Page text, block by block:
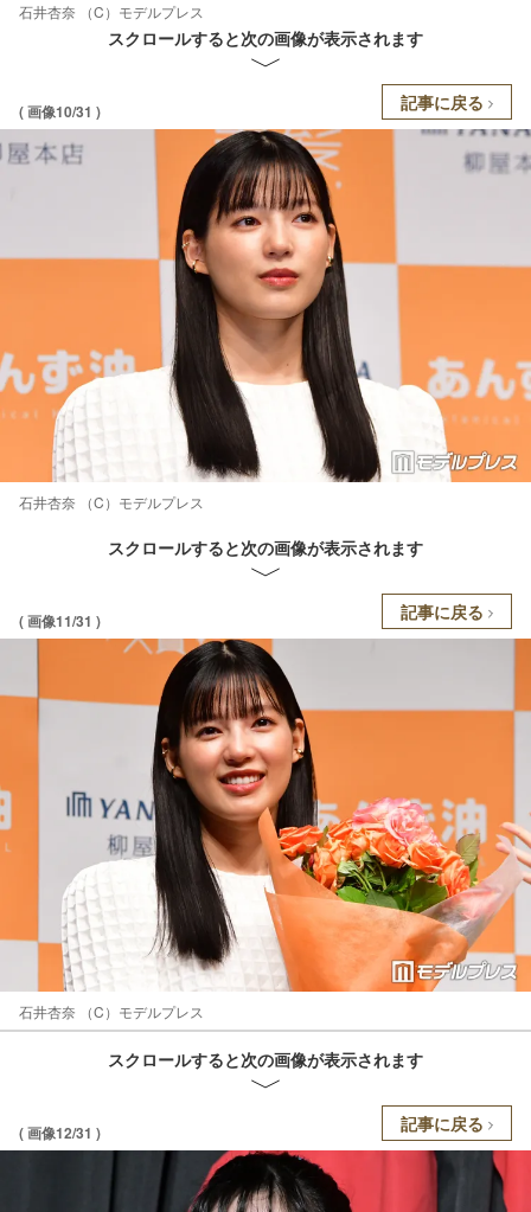
石井杏奈 （C）モデルプレス
スクロールすると次の画像が表示されます
( 画像10/31 ) 記事に戻る
石井杏奈 （C）モデルプレス
スクロールすると次の画像が表示されます
( 画像11/31 ) 記事に戻る
石井杏奈 （C）モデルプレス
スクロールすると次の画像が表示されます
( 画像12/31 ) 記事に戻る